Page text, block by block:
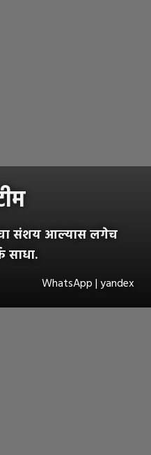
संशय आल्यास लगेच
साधा.
WhatsApp | yandex